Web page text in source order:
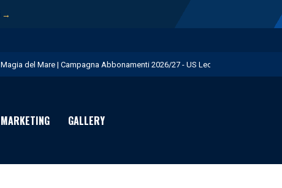
→
Magia del Mare | Campagna Abbonamenti 2026/27 - US Lecce
Seduta pomeridiana a Martignano - US Lecce
Domani mattina test in famiglia con la Primavera - US Lecce
MARKETING GALLERY